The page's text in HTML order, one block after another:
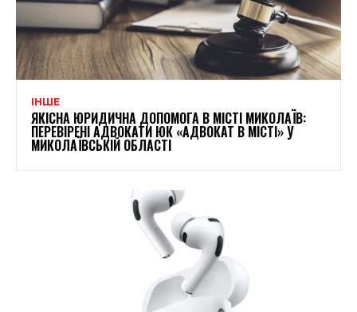
ІНШЕ
ЯКІСНА ЮРИДИЧНА ДОПОМОГА В МІСТІ МИКОЛАЇВ:
ПЕРЕВІРЕНІ АДВОКАТИ ЮК «АДВОКАТ В МІСТІ» У
МИКОЛАЇВСЬКІЙ ОБЛАСТІ